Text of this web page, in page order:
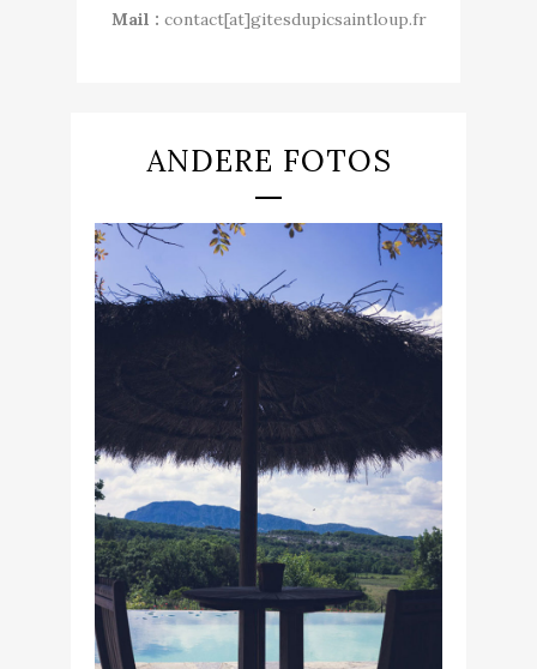
Mail : contact[at]gitesdupicsaintloup.fr
ANDERE FOTOS